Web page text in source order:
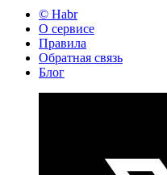
© Habr
О сервисе
Правила
Обратная связь
Блог